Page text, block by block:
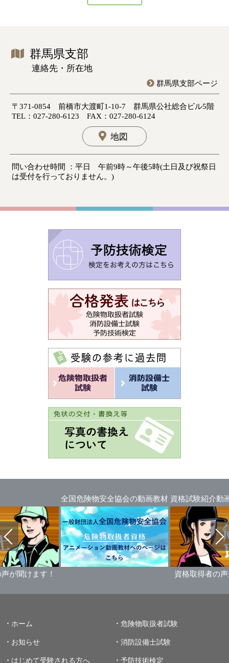
群馬県支部
連絡先・所在地
群馬県支部ページ
〒371-0854 前橋市大渡町1-10-7 群馬県公社総合ビル5階
TEL：027-280-6123 FAX：027-280-6124
地図
問い合わせ時間 ：平日 午前9時～午後5時(土日及び祝祭日
は受付を行っておりません。)
ます！
全国危険物安全協会の動画教材 資格試験紹介動画
資格取得者の声が聞け
ホーム
お知らせ
はじめて受験される方へ
危険物取扱者試験
消防設備士試験
予防技術検定